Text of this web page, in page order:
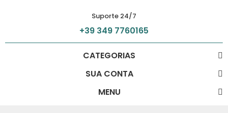
Suporte 24/7
+39 349 7760165
CATEGORIAS
SUA CONTA
MENU